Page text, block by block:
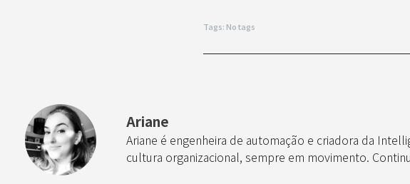
Tags: No tags
Ariane
Ariane é engenheira de automação e criadora da
cultura organizacional, sempre em movimento.